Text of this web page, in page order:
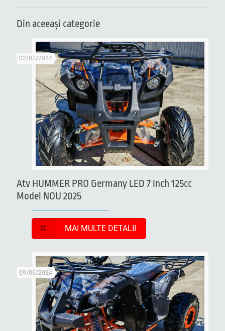
Din aceeaşi categorie
02/07/2024
Atv HUMMER PRO Germany LED 7 Inch 125cc
Model NOU 2025
MAI MULTE DETALII
09/06/2024